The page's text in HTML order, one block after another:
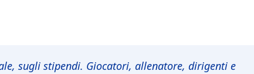
sugli stipendi. Giocatori, allenatore, dirigenti e